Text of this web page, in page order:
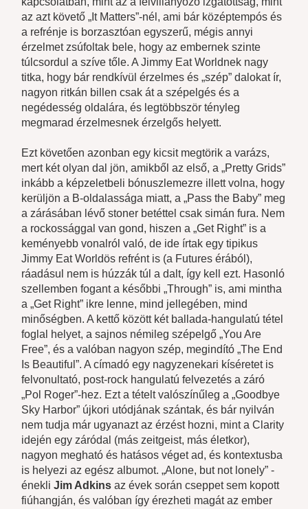
az azt követő „It Matters”-nél, ami bár középtempós és
a refrénje is borzasztóan egyszerű, mégis annyi
érzelmet zsúfoltak bele, hogy az embernek szinte
túlcsordul a szíve tőle. A Jimmy Eat Worldnek nagy
titka, hogy bár rendkívül érzelmes és „szép” dalokat ír,
nagyon ritkán billen csak át a szépelgés és a
negédesség oldalára, és legtöbbször tényleg
megmarad érzelmesnek érzelgős helyett.
Ezt követően azonban egy kicsit megtörik a varázs,
mert két olyan dal jön, amikből az első, a „Pretty Grids”
inkább a képzeletbeli bónuszlemezre illett volna, hogy
kerüljön a B-oldalassága miatt, a „Pass the Baby” meg
a zárásában lévő stoner betéttel csak simán fura. Nem
a rockossággal van gond, hiszen a „Get Right” is a
keményebb vonalról való, de ide írtak egy tipikus
Jimmy Eat Worldös refrént is (a Futures érából),
ráadásul nem is húzzák túl a dalt, így kell ezt. Hasonló
szellemben fogant a későbbi „Through” is, ami mintha
a „Get Right” ikre lenne, mind jellegében, mind
minőségben. A kettő között két ballada-hangulatú tétel
foglal helyet, a sajnos némileg szépelgő „You Are
Free”, és a valóban nagyon szép, megindító „The End
Is Beautiful”. A címadó egy nagyzenekari kíséretet is
felvonultató, post-rock hangulatú felvezetés a záró
„Pol Roger”-hez. Ezt a tételt valószínűleg a „Goodbye
Sky Harbor” újkori utódjának szántak, és bár nyilván
nem tudja már ugyanazt az érzést hozni, mint a Clarity
idején egy záródal (más zeitgeist, más életkor),
nagyon megható és hatásos véget ad, és kontextusba
is helyezi az egész albumot. „Alone, but not lonely” -
énekliJim Adkins az évek során cseppet sem kopott
fiúhangján, és valóban így érezheti magát az ember